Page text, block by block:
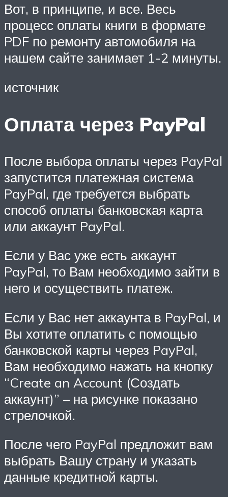
Вот, в принципе, и все. Весь
процесс оплаты книги в формате
PDF по ремонту автомобиля на
нашем сайте занимает 1-2 минуты.
источник
Оплата через PayPal
После выбора оплаты через PayPal
запустится платежная система
PayPal, где требуется выбрать
способ оплаты банковская карта
или аккаунт PayPal.
Если у Вас уже есть аккаунт
PayPal, то Вам необходимо зайти в
него и осуществить платеж.
Если у Вас нет аккаунта в PayPal, и
Вы хотите оплатить с помощью
банковской карты через PayPal,
Вам необходимо нажать на кнопку
“Create an Account (Создать
аккаунт)” – на рисунке показано
стрелочкой.
После чего PayPal предложит вам
выбрать Вашу страну и указать
данные кредитной карты.